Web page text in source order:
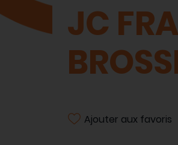
JC
Ajouter aux favoris